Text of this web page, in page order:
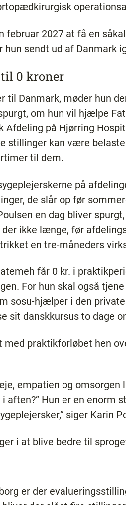
februar 2027 at få en
sendt ud af Danmark
0 kroner
til Danmark, møder hun
om hun vil hjælpe
Afdeling på Hjørring
stillinger kan være
til dem.
på
de slår op før
en dag bliver
ikke længe, før
en tre-måneders
får 0 kr. i
For hun skal også
sosu-hjælper i den
sit danskkursus to dage
med praktikforløbet hen
empatien og
aften?” Hun er en
siger Karin
i at blive bedre til
er der